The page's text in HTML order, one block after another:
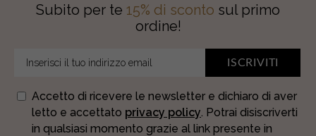
Subito per te 15% di sconto sul primo
ordine!
ISCRIVITI
Accetto di ricevere le newsletter e dichiaro di aver
letto e accettato privacy policy. Potrai disiscriverti
in qualsiasi momento grazie al link presente in